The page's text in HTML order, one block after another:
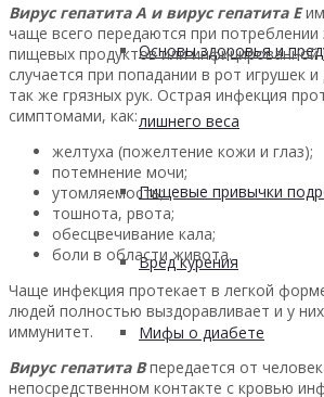
Основы здоровья и
лишнего веса
Пищевые привычки
Вред курения
Мифы о диабете
Вирус гепатита А и вирус гепатита Е
чаще всего передаются при потреблении
пищевых продуктов или инфицированной
случается при попадании в рот игрушек
так же грязных рук. Острая инфекция
симптомами, как:
желтуха (пожелтение кожи и глаз);
потемнение мочи;
утомляемость;
тошнота, рвота;
обесцвечивание кала;
боли в области живота.
Чаще инфекция протекает в легкой
людей полностью выздоравливает и у
иммунитет.
Вирус гепатита Впередается от
непосредственном контакте с кровью